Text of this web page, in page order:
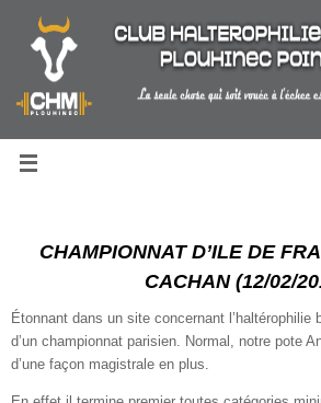
contenu
CHAMPIONNAT D’ILE DE
CACHAN (12/02/
Étonnant dans un site concernant l’haltérophilie
d’un championnat parisien. Normal, notre pote
d’une façon magistrale en plus.